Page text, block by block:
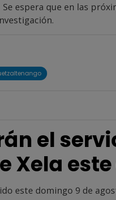
espera que en las
el
Xela
este domingo 9 de